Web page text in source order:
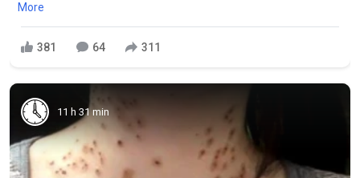
More
381 64 311
11 h 31 min